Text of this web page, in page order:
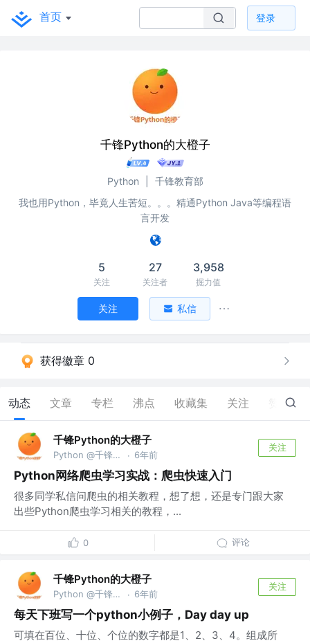
首页 登录
千锋Python的大橙子
Python
千锋教育部
我也用Python，毕竟人生苦短。。。精通Python Java等编程语
言开发
5
关注
27
关注者
3,958
掘力值
关注 私信
获得徽章 0
动态 文章 专栏 沸点 收藏集 关注 2
千锋Python的大橙子
Python @千锋教育部 · 6年前
关注
Python网络爬虫学习实战：爬虫快速入门
很多同学私信问爬虫的相关教程，想了想，还是专门跟大家
出些Python爬虫学习相关的教程，...
0 评论
千锋Python的大橙子
Python @千锋教育部 · 6年前
关注
每天下班写一个python小例子，Day day up
可填在百位、十位、个位的数字都是1、2、3、4。组成所